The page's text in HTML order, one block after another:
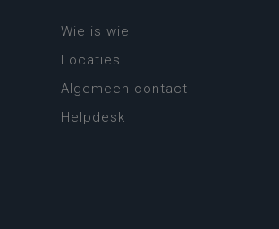
Wie is wie
Locaties
Algemeen contact
Helpdesk